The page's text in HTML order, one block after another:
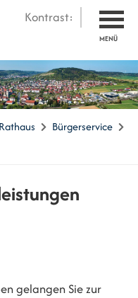
Kontrast:
MENÜ
Rathaus
Bürgerservice
gelangen Sie zur